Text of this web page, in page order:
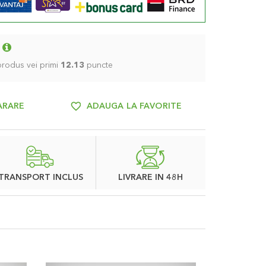
vei primi 12.13 puncte
ADAUGA LA FAVORITE
INCLUS LIVRARE IN 48H